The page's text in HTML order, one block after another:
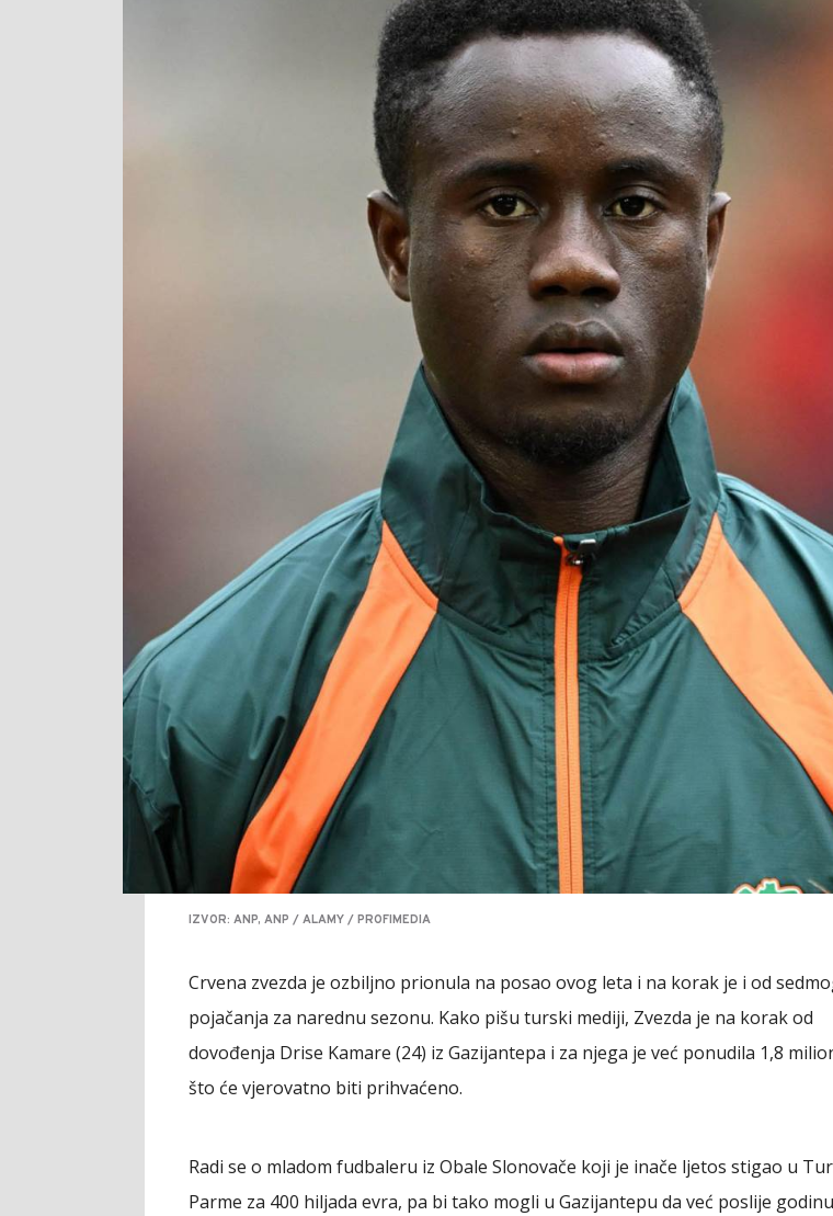
IZVOR: ANP, ANP / ALAMY / PROFIMEDIA
Crvena zvezda je ozbiljno prionula na posao ovog leta i na korak je i od
pojačanja za narednu sezonu. Kako pišu turski mediji, Zvezda je na korak od
dovođenja Drise Kamare (24) iz Gazijantepa i za njega je već ponudila 1,8
što će vjerovatno biti prihvaćeno.
Radi se o mladom fudbaleru iz Obale Slonovače koji je inače ljetos stigao u
Parme za 400 hiljada evra, pa bi tako mogli u Gazijantepu da već poslije